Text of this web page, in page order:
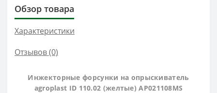
Обзор товара
Характеристики
Отзывов (0)
Инжекторные форсунки на опрыскиватель
agroplast ID 110.02 (желтые) AP021108MS